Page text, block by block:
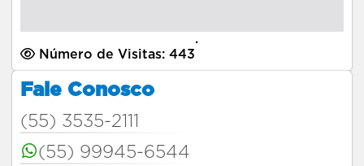
Número de Visitas: 443
.
Fale Conosco
(55) 3535-2111
(55) 99945-6544